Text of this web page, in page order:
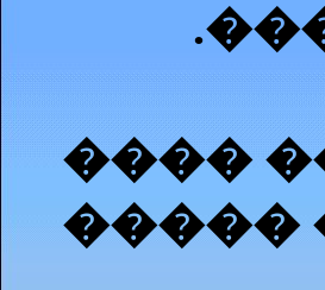
����
�����